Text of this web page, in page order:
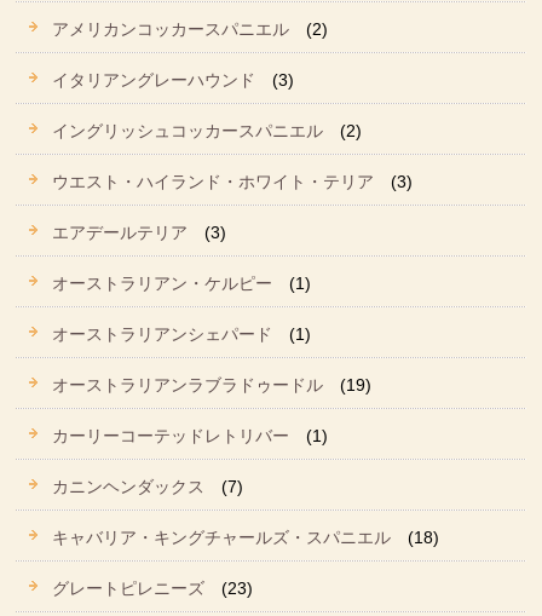
アメリカンコッカースパニエル (2)
イタリアングレーハウンド (3)
イングリッシュコッカースパニエル (2)
ウエスト・ハイランド・ホワイト・テリア (3)
エアデールテリア (3)
オーストラリアン・ケルピー (1)
オーストラリアンシェパード (1)
オーストラリアンラブラドゥードル (19)
カーリーコーテッドレトリバー (1)
カニンヘンダックス (7)
キャバリア・キングチャールズ・スパニエル (18)
グレートピレニーズ (23)